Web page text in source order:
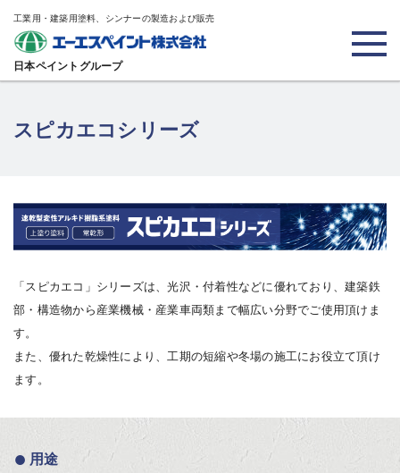
工業用・建築用塗料、シンナーの製造および販売
日本ペイントグループ
スピカエコシリーズ
「スピカエコ」シリーズは、光沢・付着性などに優れており、建築鉄
部・構造物から産業機械・産業車両類まで幅広い分野でご使用頂けま
す。
また、優れた乾燥性により、工期の短縮や冬場の施工にお役立て頂け
ます。
用途